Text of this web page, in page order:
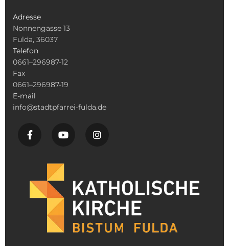
Adresse
Nonnengasse 13
Fulda, 36037
Telefon
0661–296987-12
Fax
0661–296987-19
E-mail
info@stadtpfarrei-fulda.de